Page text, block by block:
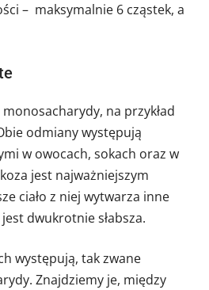
– maksymalnie 6 cząstek, a
na przykład
odmiany występują
w owocach, sokach oraz w
jest najważniejszym
ciało z niej wytwarza inne
dwukrotnie słabsza.
występują, tak zwane
Znajdziemy je, między